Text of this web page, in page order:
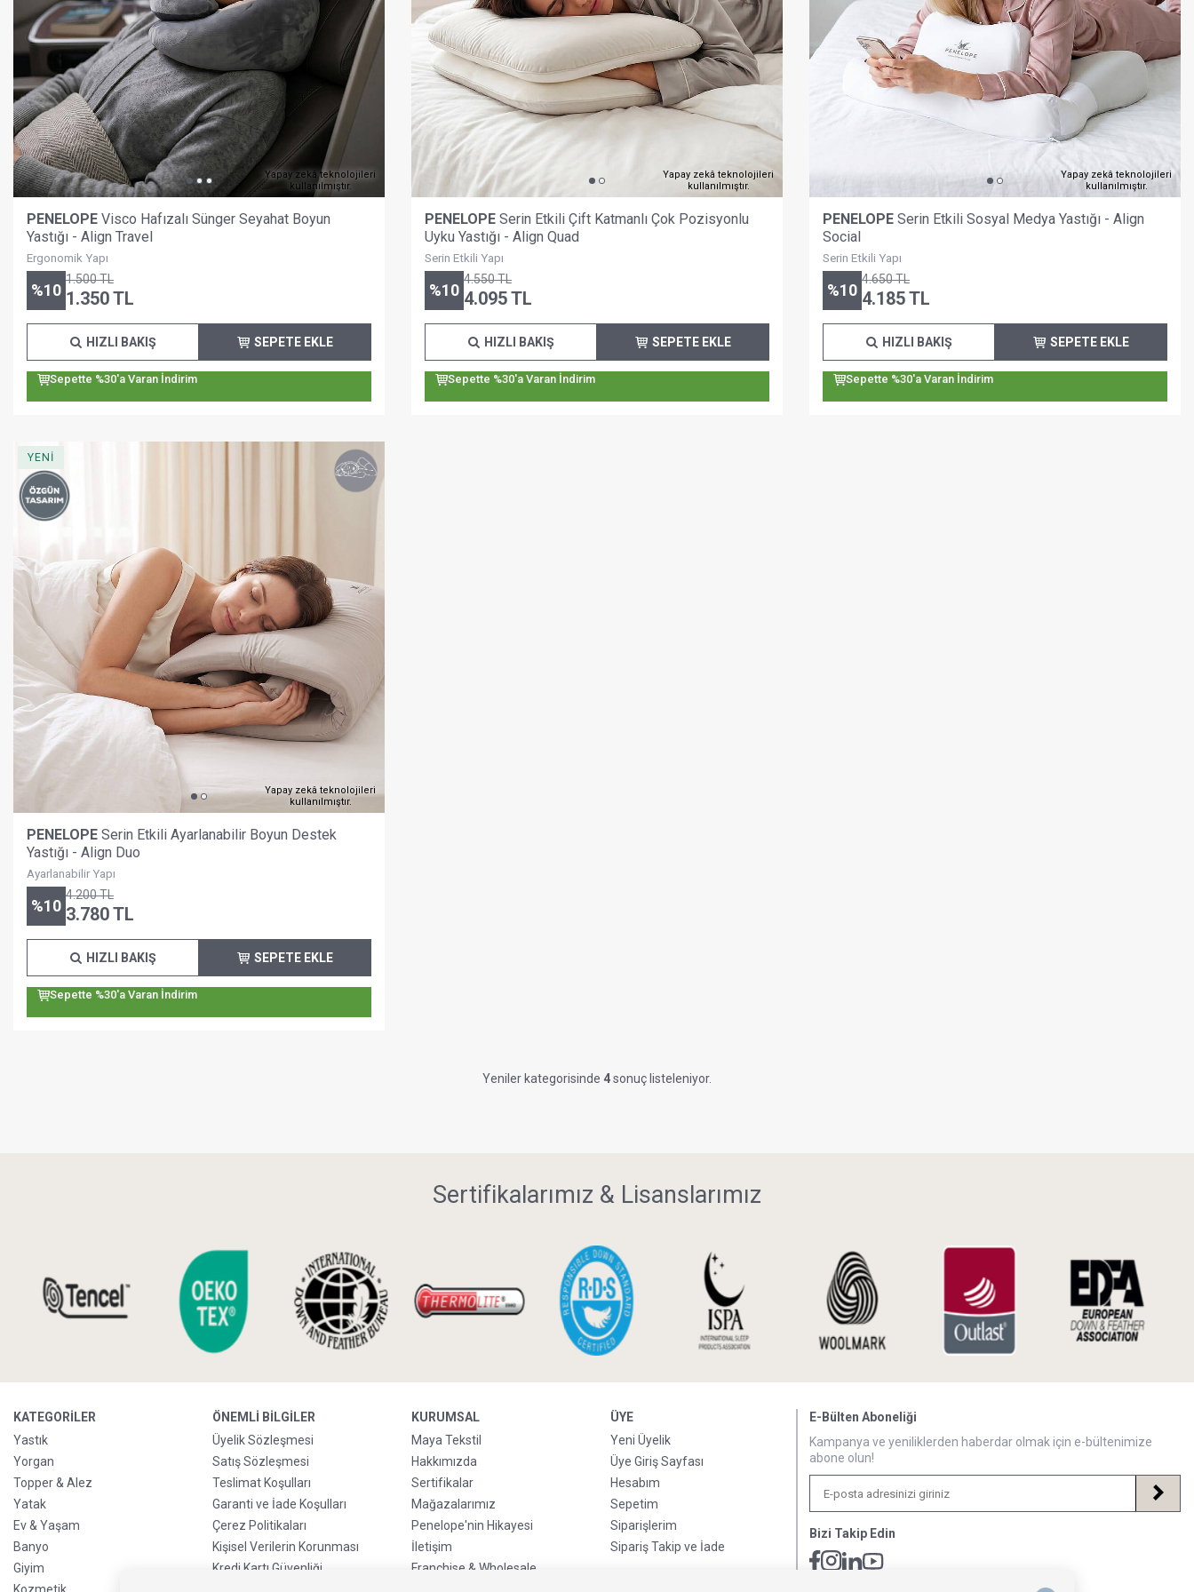
Yapay zekâ teknolojileri
kullanılmıştır.
PENELOPE Visco Hafızalı Sünger Seyahat Boyun
Yastığı - Align Travel
Ergonomik Yapı
%10
1.500TL
1.350TL
SEPETE EKLE
HIZLI BAKIŞ
Sepette %30'a Varan İndirim
Yapay zekâ teknolojileri
kullanılmıştır.
PENELOPE Serin Etkili Çift Katmanlı Çok Pozisyonlu
Uyku Yastığı - Align Quad
Serin Etkili Yapı
%10
4.550TL
4.095TL
SEPETE EKLE
HIZLI BAKIŞ
Sepette %30'a Varan İndirim
Yapay zekâ teknolojileri
kullanılmıştır.
PENELOPE Serin Etkili Sosyal Medya Yastığı - Align
Social
Serin Etkili Yapı
%10
4.650TL
4.185TL
SEPETE EKLE
HIZLI BAKIŞ
Sepette %30'a Varan İndirim
Yapay zekâ teknolojileri
kullanılmıştır.
YENİ
PENELOPE Serin Etkili Ayarlanabilir Boyun Destek
Yastığı - Align Duo
Ayarlanabilir Yapı
%10
4.200TL
3.780TL
SEPETE EKLE
HIZLI BAKIŞ
Sepette %30'a Varan İndirim
Yeniler kategorisinde 4sonuç listeleniyor.
Sertifikalarımız & Lisanslarımız
KATEGORILER
Yastık
Yorgan
Topper & Alez
Yatak
Ev & Yaşam
Banyo
Giyim
ÖNEMLI BILGILER
Üyelik Sözleşmesi
Satış Sözleşmesi
Teslimat Koşulları
Garanti ve İade Koşulları
Çerez Politikaları
Kişisel Verilerin Korunması
Kredi Kartı Güvenliği
KURUMSAL
Maya Tekstil
Hakkımızda
Sertifikalar
Mağazalarımız
Penelope'nin Hikayesi
İletişim
Franchise & Wholesale
ÜYE
Yeni Üyelik
Üye Giriş Sayfası
Hesabım
Sepetim
Siparişlerim
Sipariş Takip ve İade
E-Bülten Aboneliği
Kampanya ve yeniliklerden haberdar olmak için e-bültenimize
abone olun!
Bizi Takip Edin